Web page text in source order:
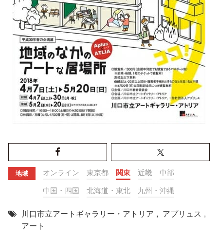
地域 オンライン 東京都 関東 近畿 中部
中国・四国 北海道・東北 九州・沖縄
川口市立アートギャラリー・アトリア , アプリュス ,
アート